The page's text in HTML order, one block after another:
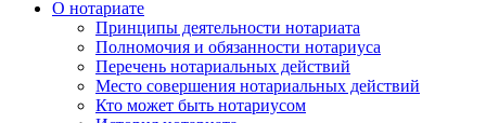
О нотариате
Принципы деятельности нотариата
Полномочия и обязанности нотариуса
Перечень нотариальных действий
Место совершения нотариальных действий
Кто может быть нотариусом